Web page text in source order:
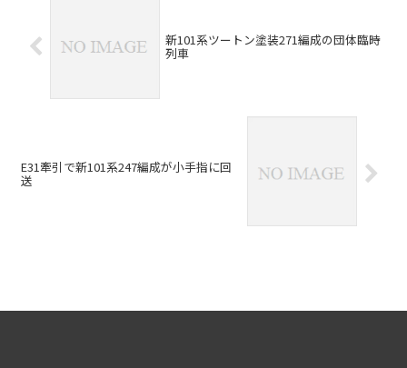
新101系ツートン塗装271編成の団体臨時
列車
E31牽引で新101系247編成が小手指に回
送